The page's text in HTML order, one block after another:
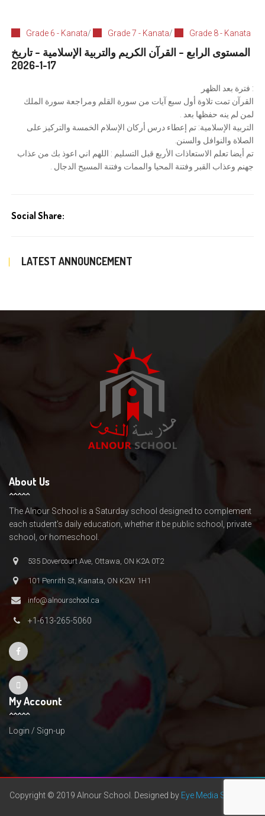
Grade 6 - Kanata/ Grade 7 - Kanata/ Grade 8 - Kanata
المستوى الرابع – القرآن الكريم والتربية الإسلامية – تاريخ
17-1-2026
: فترة بعد الظهر
القرآن تمت تلاوة أول سبع آيات من سورة القلم ومراجعة سورة الملك
لمن لم ينه حفظها بعد .
التربية الإسلامية: تم إعطاء درس أركان الإسلام الخمسة والتركيز على
الصلاة والنوافل والسنن.
تم أيضا تعلم الاستعاذات الأربع قبل التسليم : اللهم اني اعوذ بك من عذاب
جهنم وعذاب القبر وفتنة المحيا والممات وفتنة المسيح الدجال .
Social Share:
LATEST ANNOUNCEMENT
About Us
The Alnour School is a Saturday school designed to complement
each student’s daily education, whether it be public school, private
school, or homeschool.
535 Dovercourt Ave, Ottawa, ON K2A 0T2
101 Penrith St, Kanata, ON K2W 1H1
info@alnourschool.ca
+1-613-265-5060
My Account
Login / Sign-up
Copyright © 2019 Alnour School. Designed by Eye Media Solutions